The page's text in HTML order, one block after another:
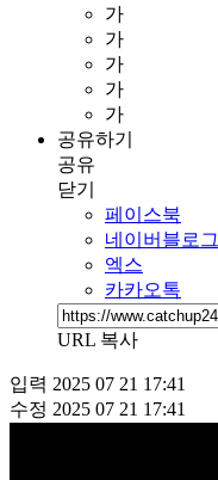
가
가
가
가
가
공유하기
공유
닫기
페이스북
네이버블로그
엑스
카카오톡
URL 복사
입력 2025 07 21 17:41
수정 2025 07 21 17:41